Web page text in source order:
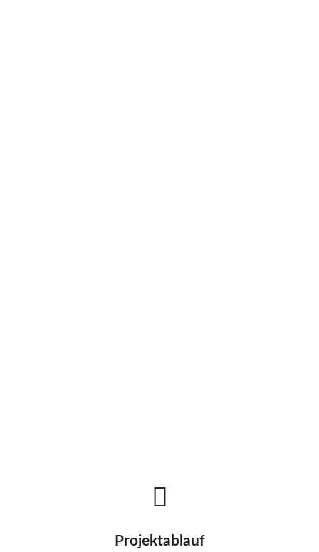
Projektablauf